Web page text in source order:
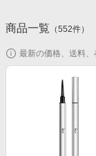
家電・PC・スマホ
スポーツ・アウト
インテリア・寝具
新着ストアのご紹介
電子書籍特集
楽天サービス特集
楽天IDでログイ
商品一覧 （552件）
最新の価格、送料、